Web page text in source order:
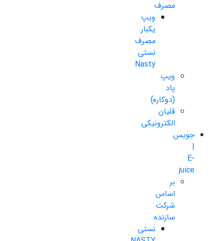
مصرف
ویپ
یکبار
مصرف
نستی
Nasty
ویپ
پاد
(دوکاره)
قلیان
الکترونیکی
جویس
|
E-
juice
بر
اساس
شرکت
سازنده
نستی